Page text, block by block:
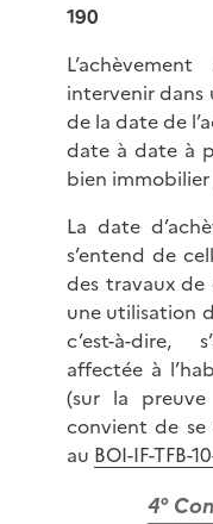
190
intervenir dans
de la date de
date à date à
bien immobilier
La date
s’entend de
des travaux
une utilisation
c’est-à-dire,
affectée à
(sur la
convient de se
au BOI-IF-TFB-
4°